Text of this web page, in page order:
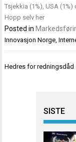
Tsjekkia (1%), USA
Hopp selv her
Posted in
Innovasjon Norge,
Hedres for redningsdåd
SISTE